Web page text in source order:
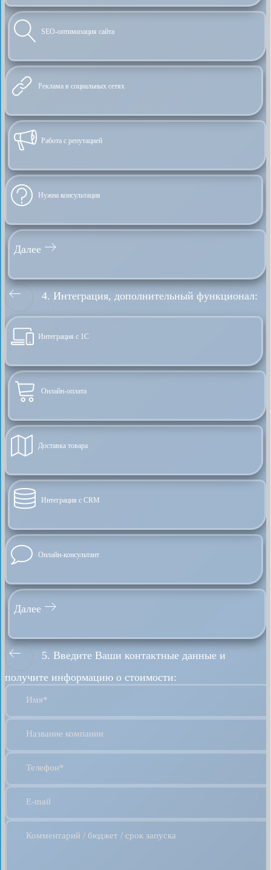
SEO-оптимизация сайта
Реклама в социальных сетях
Работа с репутацией
Нужна консультация
Далее
4. Интеграция, дополнительный функционал:
Интеграция с 1С
Онлайн-оплата
Доставка товара
Интеграция с CRM
Онлайн-консультант
Далее
5. Введите Ваши контактные данные и
получите информацию о стоимости:
Имя*
Название компании
Телефон*
E-mail
Комментарий / бюджет / срок запуска